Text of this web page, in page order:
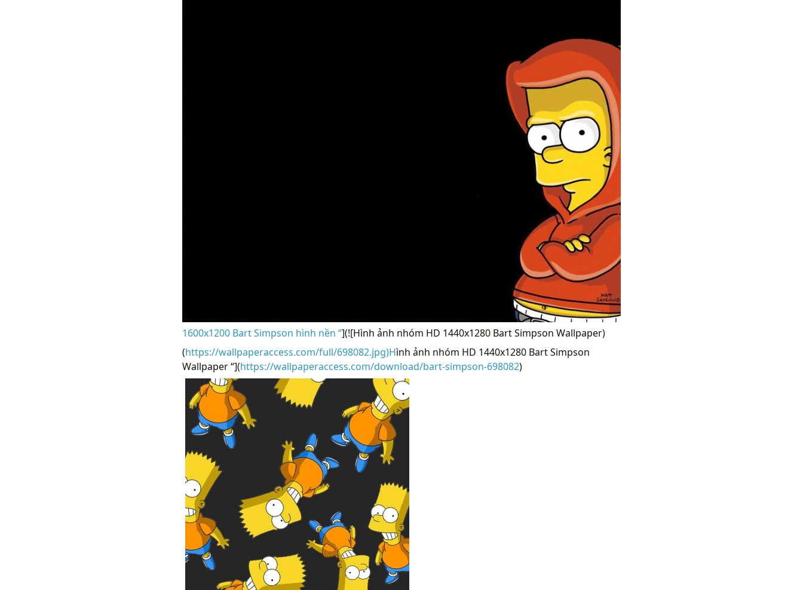
1600x1200 Bart Simpson hình nền “](![Hình ảnh nhóm HD 1440x1280 Bart Simpson Wallpaper)
(https://wallpaperaccess.com/full/698082.jpg)Hình ảnh nhóm HD 1440x1280 Bart Simpson
Wallpaper “](https://wallpaperaccess.com/download/bart-simpson-698082)